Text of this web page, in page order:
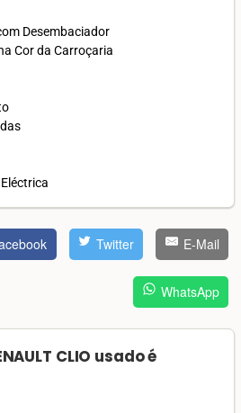
Desembaciador
Cor da Carroçaria
Twitter E-Mail
WhatsApp
CLIO usado é